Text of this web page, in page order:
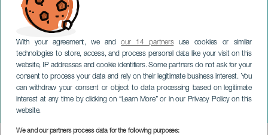
With your agreement, we andour 14 partnersuse cookies or similar
technologies to store, access, and process personal data like your visit on this
website, IP addresses and cookie identifiers. Some partners do not ask for your
consent to process your data and rely on their legitimate business interest. You
can withdraw your consent or object to data processing based on legitimate
interest at any time by clicking on “Learn More” or in our Privacy Policy on this
website.
We and our partners process data for the following purposes:
La Bajada del Diablo
TENERIFE